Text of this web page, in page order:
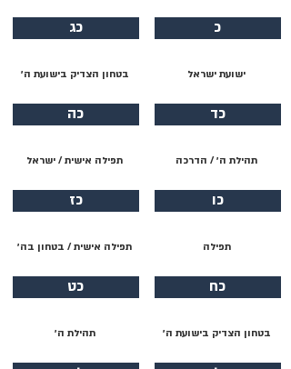
כ
ישועת ישראל
כד
תהילת ה׳ / הדרכה
כו
תפילה
כח
בטחון הצדיק בישועת ה׳
כג
בטחון הצדיק בישועת ה׳
כה
תפילה אישית / ישראל
כז
תפילה אישית / בטחון בה׳
כט
תהילת ה׳